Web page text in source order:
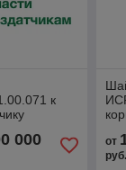
к
000 от